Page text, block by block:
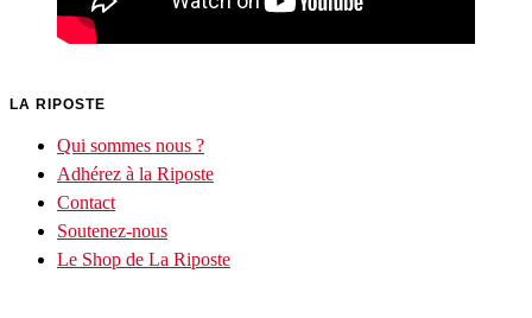
LA RIPOSTE
Qui sommes nous ?
Adhérez à la Riposte
Contact
Soutenez-nous
Le Shop de La Riposte